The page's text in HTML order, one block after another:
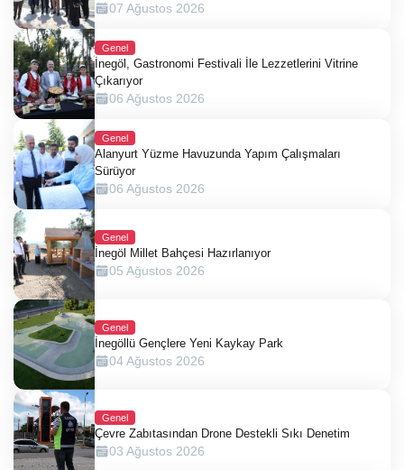
07 Ağustos 2026
Genel
İnegöl, Gastronomi Festivali İle Lezzetlerini Vitrine
Çıkarıyor
06 Ağustos 2026
Genel
Alanyurt Yüzme Havuzunda Yapım Çalışmaları
Sürüyor
06 Ağustos 2026
Genel
İnegöl Millet Bahçesi Hazırlanıyor
05 Ağustos 2026
Genel
İnegöllü Gençlere Yeni Kaykay Park
04 Ağustos 2026
Genel
Çevre Zabıtasından Drone Destekli Sıkı Denetim
03 Ağustos 2026